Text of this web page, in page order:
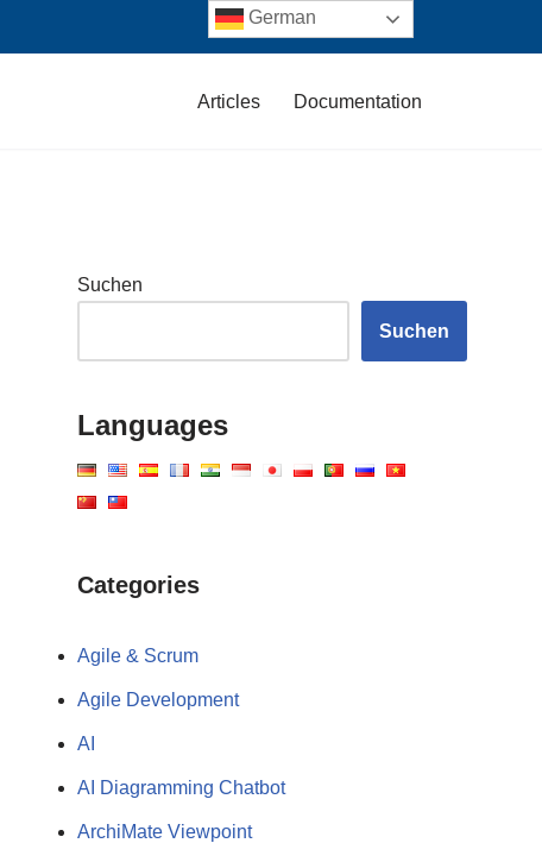
Articles Documentation
Suchen
Suchen
Languages
Categories
Agile & Scrum
Agile Development
AI
AI Diagramming Chatbot
ArchiMate Viewpoint
German